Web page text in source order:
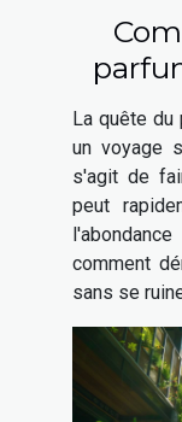
prix
La quête du
un voyage
s'agit de
peut
comment
sans se